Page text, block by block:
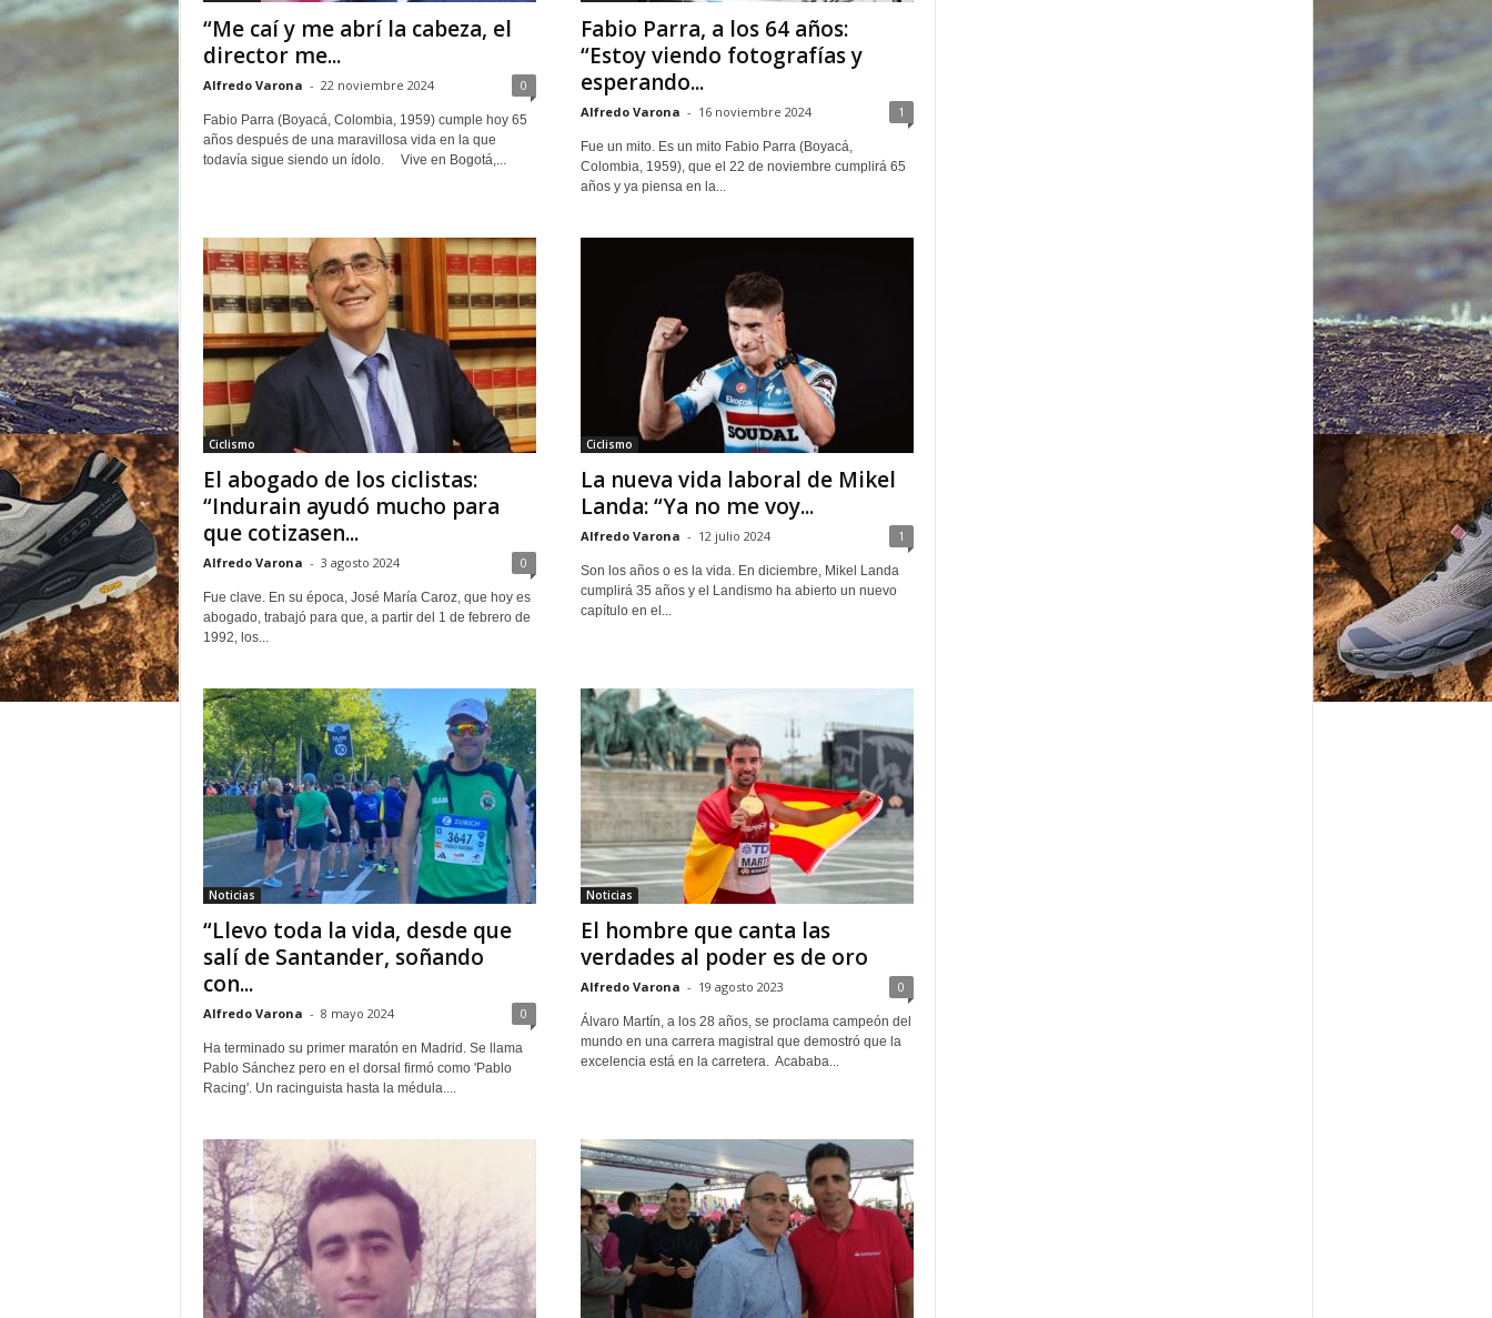
“Me caí y me abrí la cabeza, el
director me...
Alfredo Varona - 22 noviembre 2024 0
Fabio Parra (Boyacá, Colombia, 1959) cumple hoy 65
años después de una maravillosa vida en la que
todavía sigue siendo un ídolo. Vive en Bogotá,...
Fabio Parra, a los 64 años:
“Estoy viendo fotografías y
esperando...
Alfredo Varona - 16 noviembre 2024 1
Fue un mito. Es un mito Fabio Parra (Boyacá,
Colombia, 1959), que el 22 de noviembre cumplirá 65
años y ya piensa en la...
Ciclismo
El abogado de los ciclistas:
“Indurain ayudó mucho para
que cotizasen...
Alfredo Varona - 3 agosto 2024 0
Fue clave. En su época, José María Caroz, que hoy es
abogado, trabajó para que, a partir del 1 de febrero de
1992, los...
Ciclismo
La nueva vida laboral de Mikel
Landa: “Ya no me voy...
Alfredo Varona - 12 julio 2024 1
Son los años o es la vida. En diciembre, Mikel Landa
cumplirá 35 años y el Landismo ha abierto un nuevo
capítulo en el...
Noticias
“Llevo toda la vida, desde que
salí de Santander, soñando
con...
Alfredo Varona - 8 mayo 2024 0
Ha terminado su primer maratón en Madrid. Se llama
Pablo Sánchez pero en el dorsal firmó como 'Pablo
Racing'. Un racinguista hasta la médula....
Noticias
El hombre que canta las
verdades al poder es de oro
Alfredo Varona - 19 agosto 2023 0
Álvaro Martín, a los 28 años, se proclama campeón del
mundo en una carrera magistral que demostró que la
excelencia está en la carretera. Acababa...